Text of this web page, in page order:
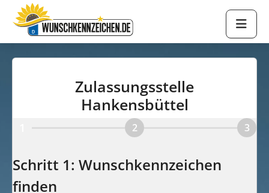
Zulassungsstelle
Hankensbüttel